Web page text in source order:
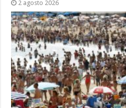
2 agosto 2026